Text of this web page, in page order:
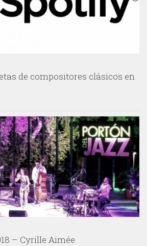
de compositores clásicos en
– Cyrille Aimée